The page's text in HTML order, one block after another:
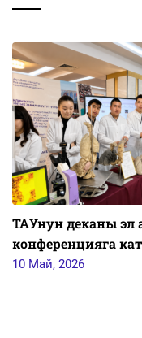
ТАУнун деканы
конференцияга
10 Май, 2026